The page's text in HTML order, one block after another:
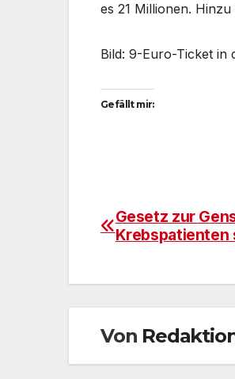
es 21 Millionen.
Bild: 9-Euro-Ticket in
Gefällt mir:
Gesetz zur
Krebspatienten
Von